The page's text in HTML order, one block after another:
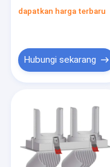
Head
dapatkan harga terbaru
Hubungi sekarang